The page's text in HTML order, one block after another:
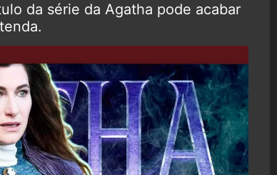
da série da Agatha pode acabar